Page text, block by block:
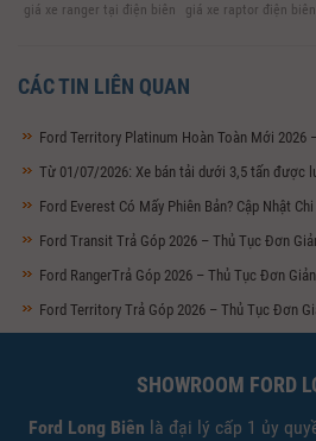
giá xe ranger tại điện biên
giá xe raptor điện biên
CÁC TIN LIÊN QUAN
Ford Territory Platinum Hoàn Toàn Mới 2026
Từ 01/07/2026: Xe bán tải dưới 3,5 tấn được
Ford Everest Có Mấy Phiên Bản? Cập Nhật
Ford Transit Trả Góp 2026 – Thủ Tục Đơn
Ford RangerTrả Góp 2026 – Thủ Tục Đơn
Ford Territory Trả Góp 2026 – Thủ Tục Đơn
SHOWROOM FORD
Ford Long Biên là đại lý cấp 1 ủy